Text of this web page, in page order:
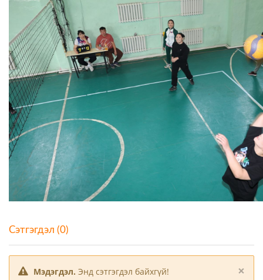
Сэтгэгдэл (0)
×
Мэдэгдэл. Энд сэтгэгдэл байхгүй!